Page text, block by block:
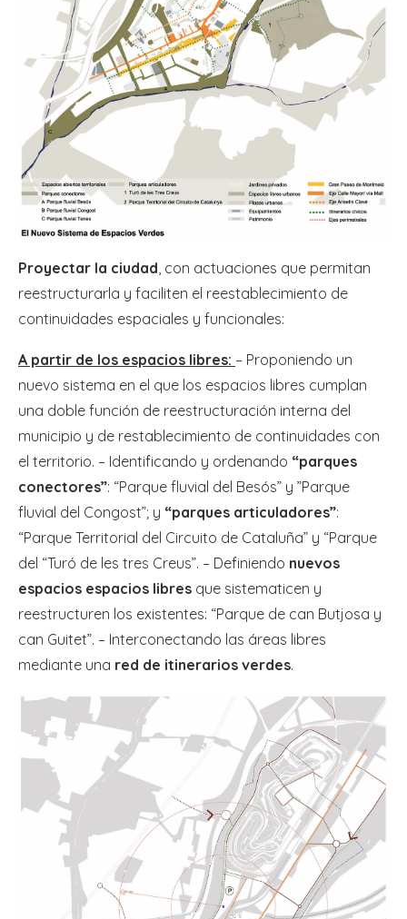
Proyectar la ciudad, con actuaciones que permitan
reestructurarla y faciliten el reestablecimiento de
continuidades espaciales y funcionales:
A partir de los espacios libres: – Proponiendo un
nuevo sistema en el que los espacios libres cumplan
una doble función de reestructuración interna del
municipio y de restablecimiento de continuidades con
el territorio. – Identificando y ordenando “parques
conectores”: “Parque fluvial del Besós” y ”Parque
fluvial del Congost”; y “parques articuladores”:
“Parque Territorial del Circuito de Cataluña” y “Parque
del “Turó de les tres Creus”. – Definiendo nuevos
espacios espacios libres que sistematicen y
reestructuren los existentes: “Parque de can Butjosa y
can Guitet”. – Interconectando las áreas libres
mediante una red de itinerarios verdes.